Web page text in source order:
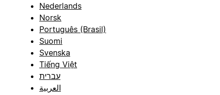
Nederlands
Norsk
Português (Brasil)
Suomi
Svenska
Tiếng Việt
עברית
العربية